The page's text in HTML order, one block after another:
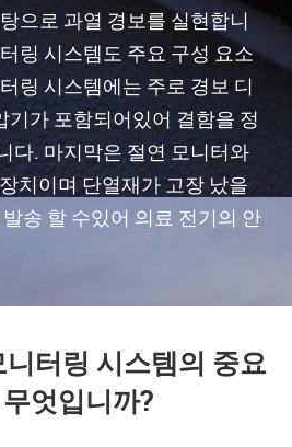
으로 과열 경보를 실현합니
링 시스템도 주요 구성 요소
링 시스템에는 주로 경보 디
기가 포함되어있어 결함을 정
다. 마지막은 절연 모니터와
치이며 단열재가 고장 났을
송 할 수있어 의료 전기의 안
터링 시스템의 중요
엇입니까?